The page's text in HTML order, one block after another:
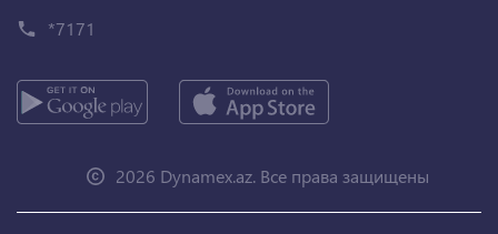
*7171
2026 Dynamex.az. Все права защищены